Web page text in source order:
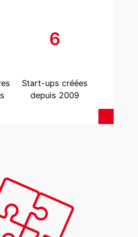
6
Start-ups créées
depuis 2009